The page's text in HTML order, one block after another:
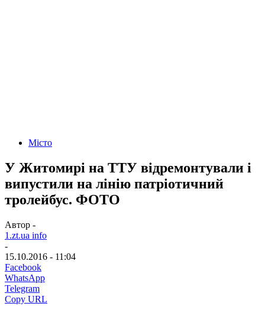
Місто
У Житомирі на ТТУ відремонтували і
випустили на лінію патріотичний
тролейбус. ФОТО
Автор -
1.zt.ua info
-
15.10.2016 - 11:04
Facebook
WhatsApp
Telegram
Copy URL